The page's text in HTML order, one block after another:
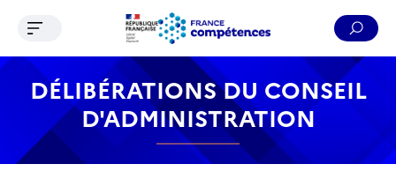
Contenu Recherche Menu Pied de page
Ouvrir le menu de navigation
DÉLIBÉRATIONS DU CONSEIL
D'ADMINISTRATION